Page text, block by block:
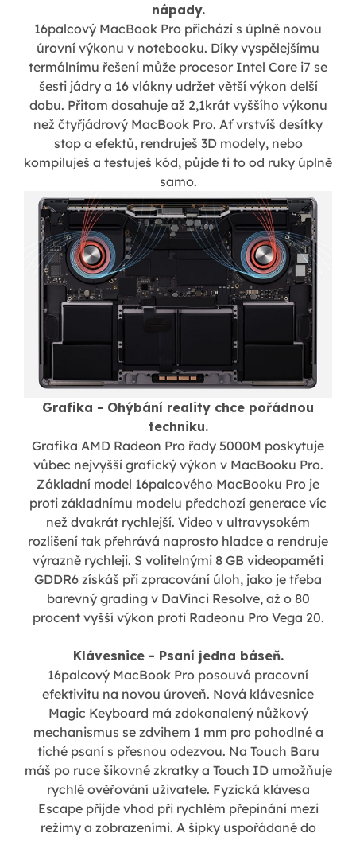
nápady.
16palcový MacBook Pro přichází s úplně novou
úrovní výkonu v notebooku. Díky vyspělejšímu
termálnímu řešení může procesor Intel Core i7 se
šesti jádry a 16 vlákny udržet větší výkon delší
dobu. Přitom dosahuje až 2,1krát vyššího výkonu
než čtyřjádrový MacBook Pro. Ať vrstvíš desítky
stop a efektů, rendruješ 3D modely, nebo
kompiluješ a testuješ kód, půjde ti to od ruky úplně
samo.
Grafika - Ohýbání reality chce pořádnou
techniku.
Grafika AMD Radeon Pro řady 5000M poskytuje
vůbec nejvyšší grafický výkon v MacBooku Pro.
Základní model 16palcového MacBooku Pro je
proti základnímu modelu předchozí generace víc
než dvakrát rychlejší. Video v ultravysokém
rozlišení tak přehrává naprosto hladce a rendruje
výrazně rychleji. S volitelnými 8 GB videopaměti
GDDR6 získáš při zpracování úloh, jako je třeba
barevný grading v DaVinci Resolve, až o 80
procent vyšší výkon proti Radeonu Pro Vega 20.
Klávesnice - Psaní jedna báseň.
16palcový MacBook Pro posouvá pracovní
efektivitu na novou úroveň. Nová klávesnice
Magic Keyboard má zdokonalený nůžkový
mechanismus se zdvihem 1 mm pro pohodlné a
tiché psaní s přesnou odezvou. Na Touch Baru
máš po ruce šikovné zkratky a Touch ID umožňuje
rychlé ověřování uživatele. Fyzická klávesa
Escape přijde vhod při rychlém přepínání mezi
režimy a zobrazeními. A šipky uspořádané do